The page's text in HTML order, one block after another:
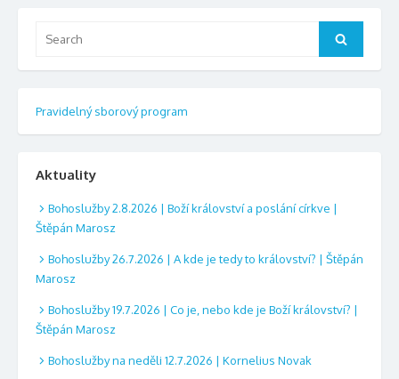
Search
Pravidelný sborový program
Aktuality
Bohoslužby 2.8.2026 | Boží království a poslání církve |
Štěpán Marosz
Bohoslužby 26.7.2026 | A kde je tedy to království? | Štěpán
Marosz
Bohoslužby 19.7.2026 | Co je, nebo kde je Boží království? |
Štěpán Marosz
Bohoslužby na neděli 12.7.2026 | Kornelius Novak